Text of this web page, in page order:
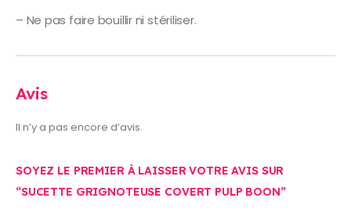
– Ne pas faire bouillir ni stériliser.
Avis
Il n’y a pas encore d’avis.
SOYEZ LE PREMIER À LAISSER VOTRE AVIS SUR
“SUCETTE GRIGNOTEUSE COVERT PULP BOON”